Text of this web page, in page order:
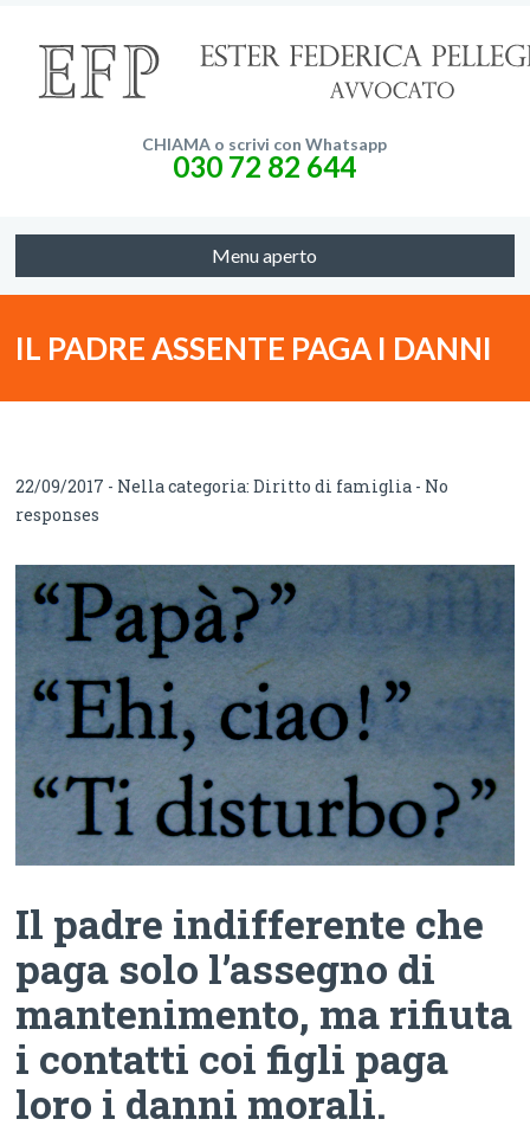
CHIAMA o scrivi con Whatsapp
030 72 82 644
Menu aperto
IL PADRE ASSENTE PAGA I DANNI
22/09/2017 - Nella categoria:Diritto di famiglia - No
responses
Il padre indifferente che
paga solo l’assegno di
mantenimento, ma rifiuta
i contatti coi figli paga
loro i danni morali.